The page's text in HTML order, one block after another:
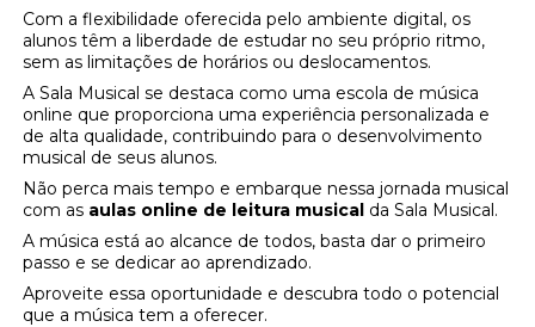
Com a flexibilidade oferecida pelo ambiente digital, os
alunos têm a liberdade de estudar no seu próprio ritmo,
sem as limitações de horários ou deslocamentos.
A Sala Musical se destaca como uma escola de música
online que proporciona uma experiência personalizada e
de alta qualidade, contribuindo para o desenvolvimento
musical de seus alunos.
Não perca mais tempo e embarque nessa jornada musical
com as aulas online de leitura musical da Sala Musical.
A música está ao alcance de todos, basta dar o primeiro
passo e se dedicar ao aprendizado.
Aproveite essa oportunidade e descubra todo o potencial
que a música tem a oferecer.